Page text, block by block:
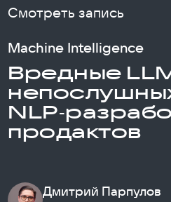
Смотреть запись
Machine Intelligence
Вредные
продактов
Дмитрий Парпулов